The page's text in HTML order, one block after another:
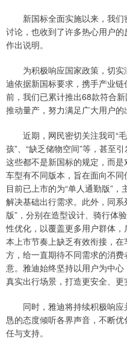
新国标全面实施以来，我们
讨论，也收到了许多热心用户
作出说明。
为积极响应国家政策，切实
迪依据新国标要求，携手产业
前，我们已累计推出68款符合
推动量产，努力满足广大用户的
近期，网民密切关注我司“毛
孩”、“缺乏储物空间”等，甚至
这些都不是新国标的规定，而
车型有不同版本，旨在面向不同
目前已上市的为“单人通勤版”
解决基础出行需求。此外，同系
版”，分别在造型设计、骑行体
性优化，以覆盖更多用户群体
本上市节奏上缺乏有效衔接，
方，给一直期待不同需求的消
意。雅迪始终坚持以用户为中
真实出行场景，打造更安全、更
同时，雅迪将持续积极响应
恳的态度倾听各界声音，不断
任与支持。